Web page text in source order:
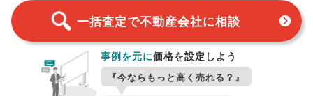
一括査定で不動産会社に相談
事例を元に価格を設定しよう
『今ならもっと高く売れる？』